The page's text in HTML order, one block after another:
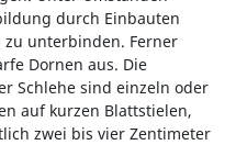
durch Einbauten
zu unterbinden. Ferner
Dornen aus. Die
Schlehe sind einzeln oder
auf kurzen Blattstielen,
zwei bis vier Zentimeter